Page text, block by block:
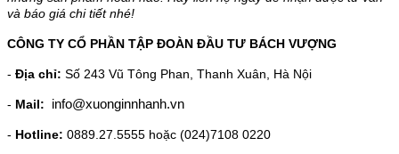
và báo giá chi tiết nhé!
CÔNG TY CỔ PHẦN TẬP ĐOÀN ĐẦU TƯ BÁCH VƯỢNG
- Địa chỉ: Số 243 Vũ Tông Phan, Thanh Xuân, Hà Nội
- Mail: info@xuonginnhanh.vn
- Hotline: 0889.27.5555 hoặc (024)7108 0220